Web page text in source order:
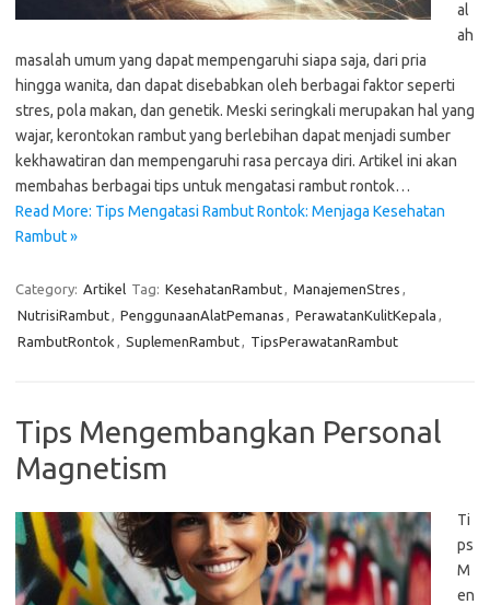
al
ah
masalah umum yang dapat mempengaruhi siapa saja, dari pria
hingga wanita, dan dapat disebabkan oleh berbagai faktor seperti
stres, pola makan, dan genetik. Meski seringkali merupakan hal yang
wajar, kerontokan rambut yang berlebihan dapat menjadi sumber
kekhawatiran dan mempengaruhi rasa percaya diri. Artikel ini akan
membahas berbagai tips untuk mengatasi rambut rontok…
Read More: Tips Mengatasi Rambut Rontok: Menjaga Kesehatan
Rambut »
Category: Artikel Tag: KesehatanRambut, ManajemenStres ,
NutrisiRambut, PenggunaanAlatPemanas , PerawatanKulitKepala ,
RambutRontok , SuplemenRambut, TipsPerawatanRambut
Tips Mengembangkan Personal
Magnetism
Ti
ps
M
en